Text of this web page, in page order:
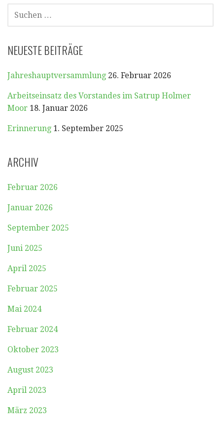
SUCHEN
NACH:
NEUESTE BEITRÄGE
Jahreshauptversammlung 26. Februar 2026
Arbeitseinsatz des Vorstandes im Satrup Holmer
Moor 18. Januar 2026
Erinnerung 1. September 2025
ARCHIV
Februar 2026
Januar 2026
September 2025
Juni 2025
April 2025
Februar 2025
Mai 2024
Februar 2024
Oktober 2023
August 2023
April 2023
März 2023